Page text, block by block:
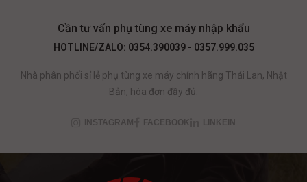
Cần tư vấn phụ tùng xe máy nhập khẩu
HOTLINE/ZALO: 0354.390039 - 0357.999.035
Nhà phân phối sỉ lẻ phụ tùng xe máy chính hãng Thái Lan, Nhật
Bản, hóa đơn đầy đủ.
INSTAGRAM FACEBOOK LINKEIN